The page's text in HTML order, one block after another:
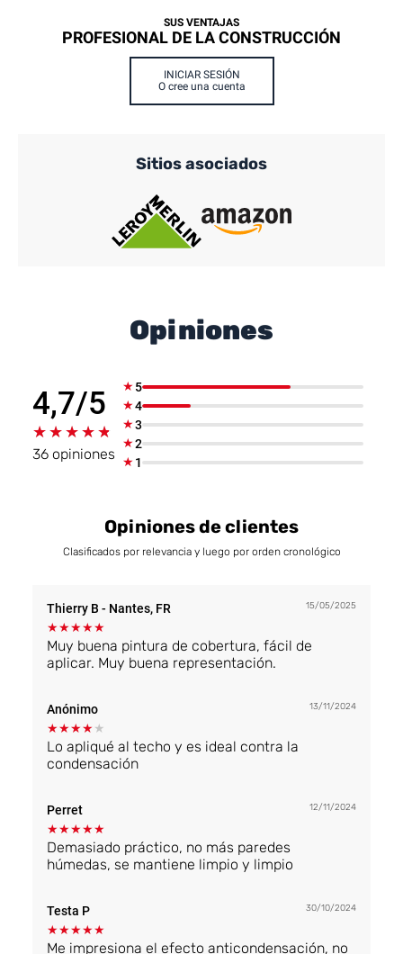
SUS VENTAJAS
PROFESIONAL DE LA CONSTRUCCIÓN
INICIAR SESIÓN
O cree una cuenta
Sitios asociados
Opiniones
4,7/5
★★★★★
★★★★★
36 opiniones
★5
★4
★3
★2
★1
Opiniones de clientes
Clasificados por relevancia y luego por orden cronológico
Thierry B - Nantes, FR 15/05/2025
★★★★★
Muy buena pintura de cobertura, fácil de
aplicar. Muy buena representación.
Anónimo 13/11/2024
★★★★★
Lo apliqué al techo y es ideal contra la
condensación
Perret 12/11/2024
★★★★★
Demasiado práctico, no más paredes
húmedas, se mantiene limpio y limpio
Testa P 30/10/2024
★★★★★
Me impresiona el efecto anticondensación, no